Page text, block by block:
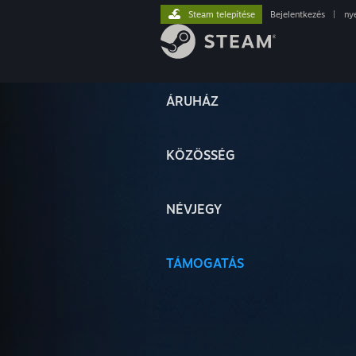
ÁRUHÁZ
KÖZÖSSÉG
NÉVJEGY
TÁMOGATÁS
Steam telepítése Bejelentkezés